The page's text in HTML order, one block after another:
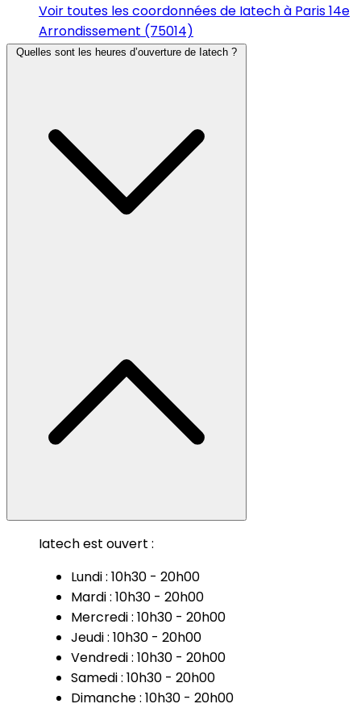
Voir toutes les coordonnées de Iatech à Paris 14e
Arrondissement (75014)
Quelles sont les heures d’ouverture de Iatech ?
Iatech est ouvert :
Lundi : 10h30 - 20h00
Mardi : 10h30 - 20h00
Mercredi : 10h30 - 20h00
Jeudi : 10h30 - 20h00
Vendredi : 10h30 - 20h00
Samedi : 10h30 - 20h00
Dimanche : 10h30 - 20h00